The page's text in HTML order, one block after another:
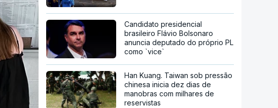
Candidato presidencial
brasileiro Flávio Bolsonaro
anuncia deputado do próprio PL
como `vice`
Han Kuang. Taiwan sob pressão
chinesa inicia dez dias de
manobras com milhares de
reservistas